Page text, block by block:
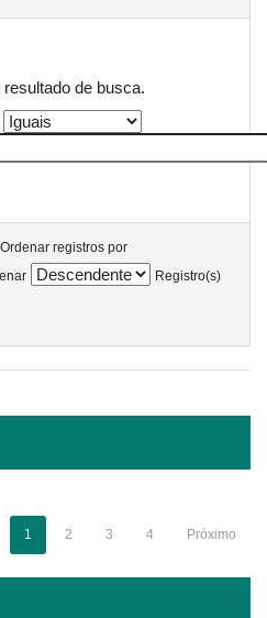
de busca.
Ordenar registros por
Registro(s)
1 2 3 4 Próximo